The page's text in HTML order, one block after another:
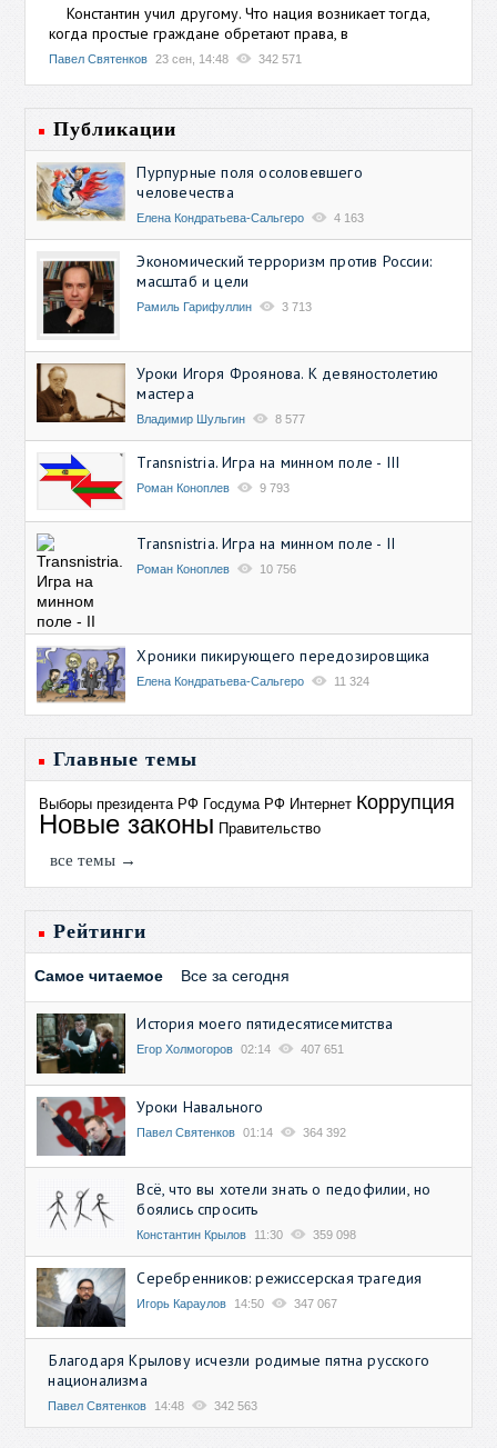
Константин учил другому. Что нация возникает тогда,
когда простые граждане обретают права, в
Павел Святенков 23 сен, 14:48 342 571
Публикации
Пурпурные поля осоловевшего
человечества
Елена Кондратьева-Сальгеро 4 163
Экономический терроризм против России:
масштаб и цели
Рамиль Гарифуллин 3 713
Уроки Игоря Фроянова. К девяностолетию
мастера
Владимир Шульгин 8 577
Transnistria. Игра на минном поле - III
Роман Коноплев 9 793
Transnistria. Игра на минном поле - II
Роман Коноплев 10 756
Хроники пикирующего передозировщика
Елена Кондратьева-Сальгеро 11 324
Главные темы
Выборы президента РФ Госдума РФ Интернет Коррупция
Новые законы Правительство
все темы →
Рейтинги
Самое читаемое Все за сегодня
История моего пятидесятисемитства
Егор Холмогоров 02:14 407 651
Уроки Навального
Павел Святенков 01:14 364 392
Всё, что вы хотели знать о педофилии, но
боялись спросить
Константин Крылов 11:30 359 098
Серебренников: режиссерская трагедия
Игорь Караулов 14:50 347 067
Благодаря Крылову исчезли родимые пятна русского
национализма
Павел Святенков 14:48 342 563